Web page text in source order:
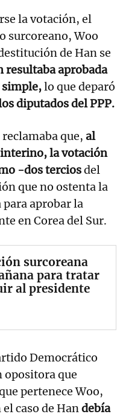
la votación, el
surcoreano, Woo
de Han se
resultaba aprobada
simple,lo que deparó
diputados del PPP.
que, al
la votación
-dos terciosdel
que no ostenta la
aprobar la
en Corea del Sur.
surcoreana
para tratar
al presidente
Democrático
que
pertenece Woo,
caso de Handebía